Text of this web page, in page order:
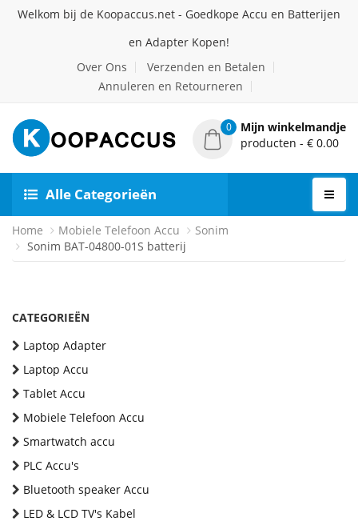
Welkom bij de Koopaccus.net - Goedkope Accu en Batterijen
en Adapter Kopen!
Over Ons
Verzenden en Betalen
Annuleren en Retourneren
0
Mijn winkelmandje
producten - € 0.00
Alle Categorieën
Home Mobiele Telefoon Accu
Sonim
Sonim BAT-04800-01S batterij
CATEGORIEËN
Laptop Adapter
Laptop Accu
Tablet Accu
Mobiele Telefoon Accu
Smartwatch accu
PLC Accu's
Bluetooth speaker Accu
LED & LCD TV's Kabel